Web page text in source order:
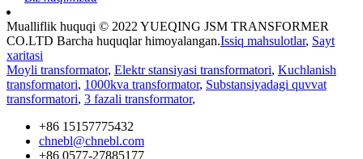
Mualliflik huquqi © 2022 YUEQING JSM TRANSFORMER
CO.LTD Barcha huquqlar himoyalangan.Issiq mahsulotlar, Sayt
xaritasi
Moyli transformator, Elektr stansiyasi transformatori, Kuchlanish
transformatori, 1000kva transformator, Substansiyadagi quvvat
transformatori, 3 fazali transformator,
+86 15157775432
chnebl@chnebl.com
+86 0577-27885177